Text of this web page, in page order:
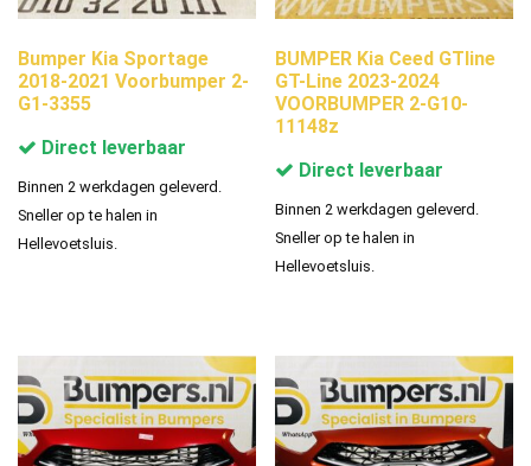
Bumper Kia Sportage
2018-2021 Voorbumper 2-
G1-3355
Direct leverbaar
Binnen 2 werkdagen geleverd.
Sneller op te halen in
Hellevoetsluis.
BUMPER Kia Ceed GTline
GT-Line 2023-2024
VOORBUMPER 2-G10-
11148z
Direct leverbaar
Binnen 2 werkdagen geleverd.
Sneller op te halen in
Hellevoetsluis.